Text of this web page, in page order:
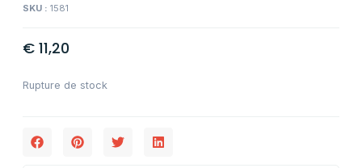
SKU : 1581
€ 11,20
Rupture de stock